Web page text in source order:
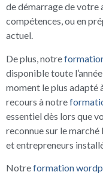
de démarrage de votre
compétences, ou en
actuel.
De plus, notre
disponible toute
moment le plus adapté
recours à notre
essentiel dès lors que
reconnue sur le
et entrepreneurs
Notreformation